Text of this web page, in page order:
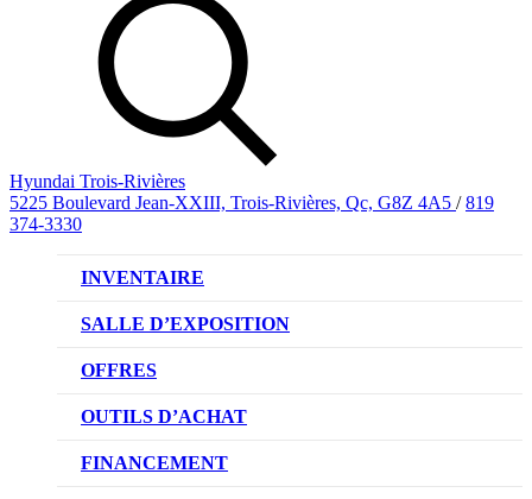
Hyundai Trois-Rivières
5225 Boulevard Jean-XXIII, Trois-Rivières, Qc, G8Z 4A5 / 819
374-3330
INVENTAIRE
VÉHICULES NEUFS
VÉHICULES D’OCCASION
SALLE D’EXPOSITION
OFFRES
OFFRE DE VÉHICULES NEUFS
OFFRES DU CONCESSIONNAIRE
OUTILS D’ACHAT
CL!QUEZ ET ACHETEZ HYUNDAI
FINANCEMENT